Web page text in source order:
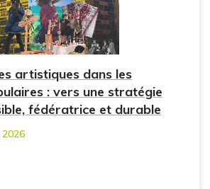
artistiques dans les
: vers une stratégie
fédératrice et durable
2026